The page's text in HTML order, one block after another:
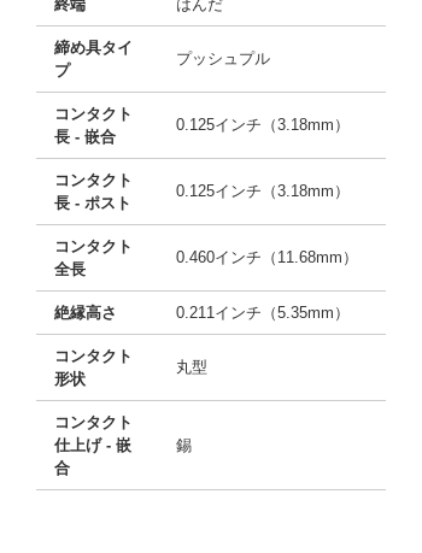
終端 はんだ
締め具タイ
プ
プッシュプル
コンタクト
長 - 嵌合
0.125インチ（3.18mm）
コンタクト
長 - ポスト
0.125インチ（3.18mm）
コンタクト
全長
0.460インチ（11.68mm）
絶縁高さ 0.211インチ（5.35mm）
コンタクト
形状
丸型
コンタクト
仕上げ - 嵌
合
錫